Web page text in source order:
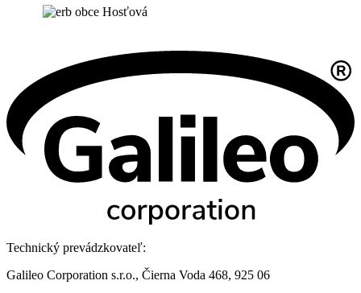
Technický prevádzkovateľ:
Galileo Corporation s.r.o., Čierna Voda 468, 925 06